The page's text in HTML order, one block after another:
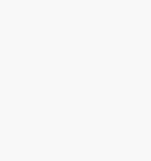
accidente